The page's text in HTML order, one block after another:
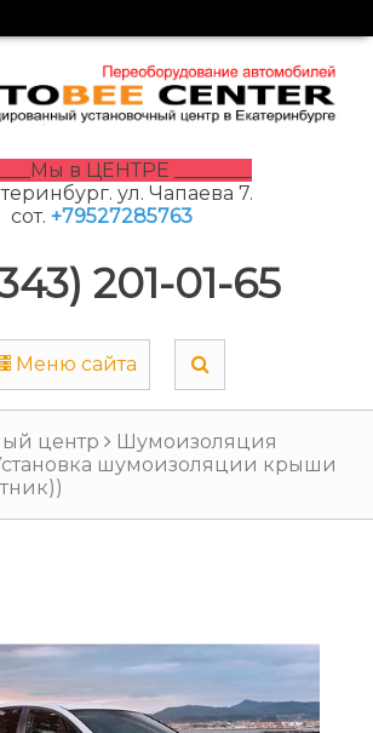
в ЦЕНТРЕ ________
ул. Чапаева 7.
сот. +79527285763
201-01-65
Меню сайта
центр
Шумоизоляция
шумоизоляции крыши